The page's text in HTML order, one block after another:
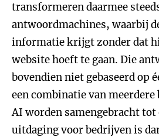
transformeren daarmee
antwoordmachines, waarbij
informatie krijgt zonder dat
website hoeft te gaan. Die
bovendien niet gebaseerd op
een combinatie van
AI worden samengebracht tot
uitdaging voor bedrijven is